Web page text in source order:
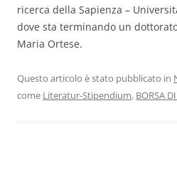
ricerca della Sapienza –
dove sta terminando un
Maria Ortese.
Questo articolo è stato pubblicato in
come Literatur-Stipendium, BORSA